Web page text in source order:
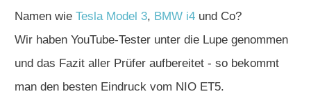
Namen wie Tesla Model 3, BMW i4 und Co?
Wir haben YouTube-Tester unter die Lupe genommen
und das Fazit aller Prüfer aufbereitet - so bekommt
man den besten Eindruck vom NIO ET5.